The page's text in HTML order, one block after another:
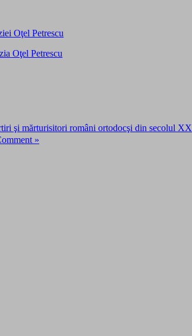
Oţel Petrescu
Oţel Petrescu
şi mărturisitori români ortodocşi din secolul XX
»